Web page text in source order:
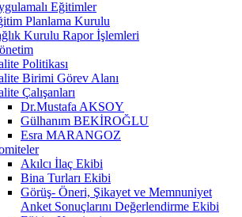
Eğitimler
Planlama Kurulu
Kurulu Rapor İşlemleri
Politikası
Birimi Görev Alanı
Çalışanları
Dr.Mustafa AKSOY
Gülhanım BEKİROĞLU
Esra MARANGOZ
Akılcı İlaç Ekibi
Bina Turları Ekibi
Görüş- Öneri, Şikayet ve Memnuniyet
Anket Sonuçlarını Değerlendirme Ekibi